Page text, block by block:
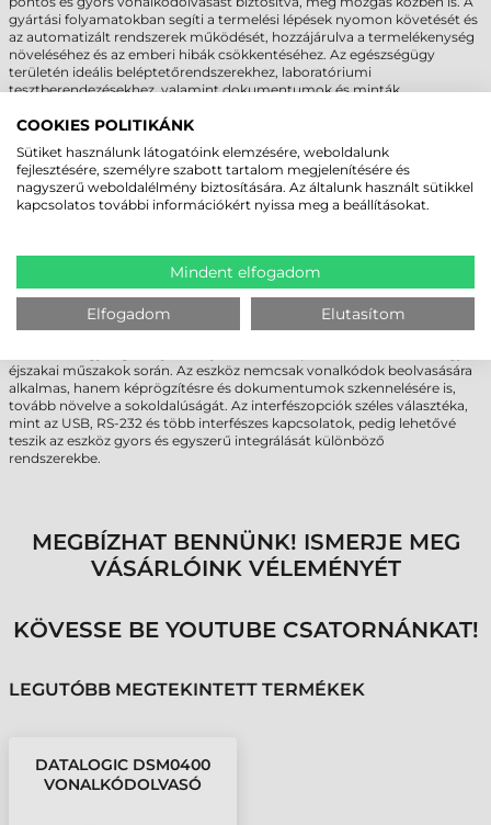
gyártási folyamatokban segíti a termelési lépések nyomon követését és
az automatizált rendszerek működését, hozzájárulva a termelékenység
növeléséhez és az emberi hibák csökkentéséhez. Az egészségügy
területén ideális beléptetőrendszerekhez, laboratóriumi
tesztberendezésekhez, valamint dokumentumok és minták
fontos.
automatikusan érzékeli a vonalkódokat, amint azok az olvasó
látómezőjébe kerülnek, így nincs szükség kézi aktiválásra. Ez különösen
előnyös gyártósorokon vagy önkiszolgáló rendszerekben, ahol a gyors
munkavégzés alapvető követelmény.
gyorsabbá teszi a munkafolyamatokat. Ezt kiegészíti a beépített,
állítható hangerővel rendelkező hangjelző, amely zajos ipari
környezetben vagy forgalmas kiskereskedelmi helyszíneken is segíti a
felhasználást.
A nagy teljesítményű LED-es megvilágítás biztosítja az eszköz hatékony
éjszakai műszakok során. Az eszköz nemcsak vonalkódok beolvasására
alkalmas, hanem képrögzítésre és dokumentumok szkennelésére is,
tovább növelve a sokoldalúságát. Az interfészopciók széles választéka,
mint az USB, RS-232 és több interfészes kapcsolatok, pedig lehetővé
teszik az eszköz gyors és egyszerű integrálását különböző
rendszerekbe.
MEGBÍZHAT BENNÜNK! ISMERJE MEG
VÁSÁRLÓINK VÉLEMÉNYÉT
KÖVESSE BE YOUTUBE CSATORNÁNKAT!
LEGUTÓBB MEGTEKINTETT TERMÉKEK
DATALOGIC DSM0400
VONALKÓDOLVASÓ
COOKIES POLITIKÁNK
Sütiket használunk látogatóink elemzésére, weboldalunk
fejlesztésére, személyre szabott tartalom megjelenítésére és
nagyszerű weboldalélmény biztosítására. Az általunk használt sütikkel
kapcsolatos további információkért nyissa meg a beállításokat.
Mindent elfogadom
Elfogadom Elutasítom